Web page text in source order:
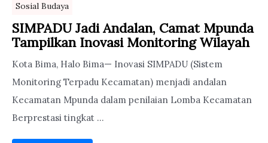
Sosial Budaya
SIMPADU Jadi Andalan, Camat Mpunda
Tampilkan Inovasi Monitoring Wilayah
Kota Bima, Halo Bima— Inovasi SIMPADU (Sistem
Monitoring Terpadu Kecamatan) menjadi andalan
Kecamatan Mpunda dalam penilaian Lomba Kecamatan
Berprestasi tingkat ...